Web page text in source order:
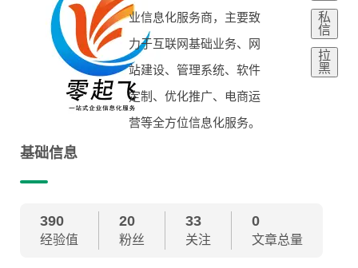
业信息化服务商，主要致
力于互联网基础业务、网
站建设、管理系统、软件
定制、优化推广、电商运
营等全方位信息化服务。
私
信
拉
黑
基础信息
390
经验值
20
粉丝
33
关注
0
文章总量